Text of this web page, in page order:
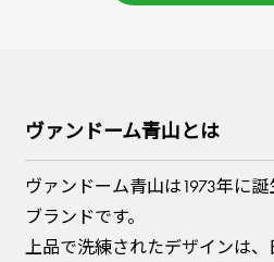
ヴァンドーム青山とは
ヴァンドーム青山は1973年に
ブランドです。
上品で洗練されたデザインは